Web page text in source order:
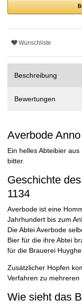
Wunschliste
Beschreibung
Bewertungen
Averbode
Ein helles Abteibier
bitter.
Geschichte
1134
Averbode ist eine
Jahrhundert bis zum
Die Abtei Averbode
Bier für die ihre Abtei
für die Brauerei
Zusätzlicher Hopfen
Verfahren zu mehreren
Wie sieht das